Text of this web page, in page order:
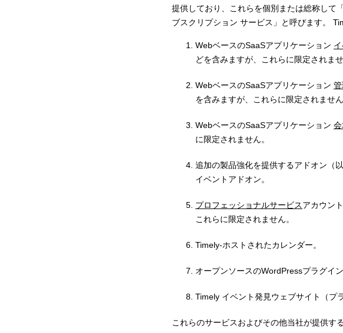
提供しており、これらを個別または総称して
ブスクリプション サービス」と呼びます。
WebベースのSaaSアプリケーション
どを含みますが、これらに限定されませ
WebベースのSaaSアプリケーション
を含みますが、これらに限定されません
WebベースのSaaSアプリケーション
に限定されません。
追加の製品強化を提供するアドオン（
イベントアドオン。
プロフェッショナルサービスアカウン
これらに限定されません。
Timely-ホストされたカレンダー。
オープンソースのWordPressプラグイ
Timely イベント発見ウェブサイト（プ
これらのサービスおよびその他当社が提供す